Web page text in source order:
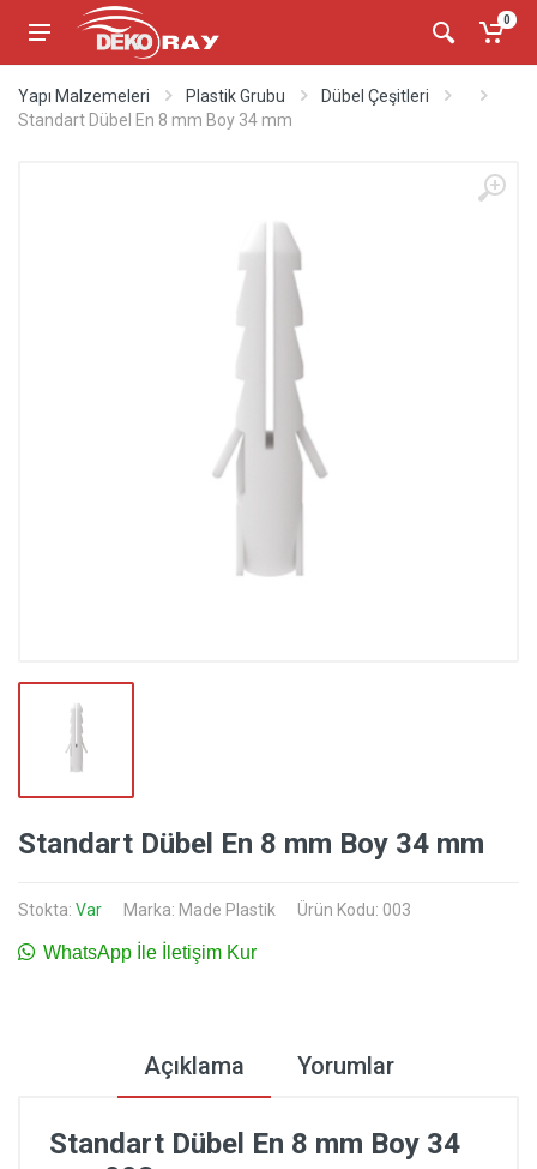
0
Yapı Malzemeleri Plastik Grubu
Dübel Çeşitleri
Standart Dübel En 8 mm Boy 34 mm
Standart Dübel En 8 mm Boy 34 mm
Stokta: Var Marka: Made Plastik Ürün Kodu: 003
WhatsApp İle İletişim Kur
Açıklama Yorumlar
Standart Dübel En 8 mm Boy 34